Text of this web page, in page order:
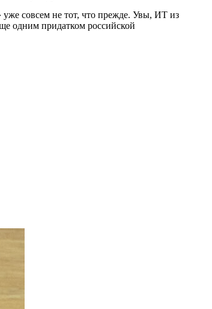
уже совсем не тот, что прежде. Увы, ИТ из
одним придатком российской